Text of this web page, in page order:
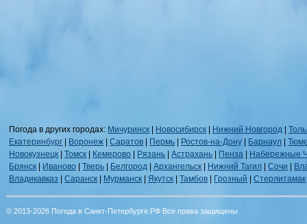
Погода в других городах: Мичуринск | Новосибирск | Нижний Новгород |
Екатеринбург | Воронеж |Саратов | Пермь | Ростов-на-Дону | Барнаул |
Новокузнецк |Томск | Кемерово | Рязань |Астрахань | Пенза | Набережные
Брянск | Иваново |Тверь | Белгород |Архангельск | Нижний Тагил |Сочи |
Владикавказ |Саранск | Мурманск | Якутск |Тамбов | Грозный |Стерлитамак
© 2013-2026 Погода в Санкт-Петербурге.РФ Все права защищены